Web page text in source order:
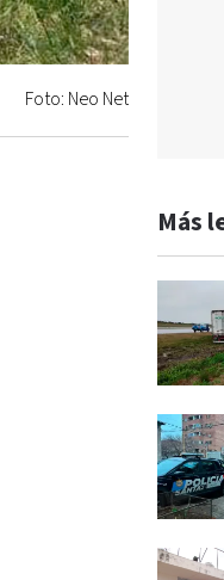
Foto: Neo Net
Más